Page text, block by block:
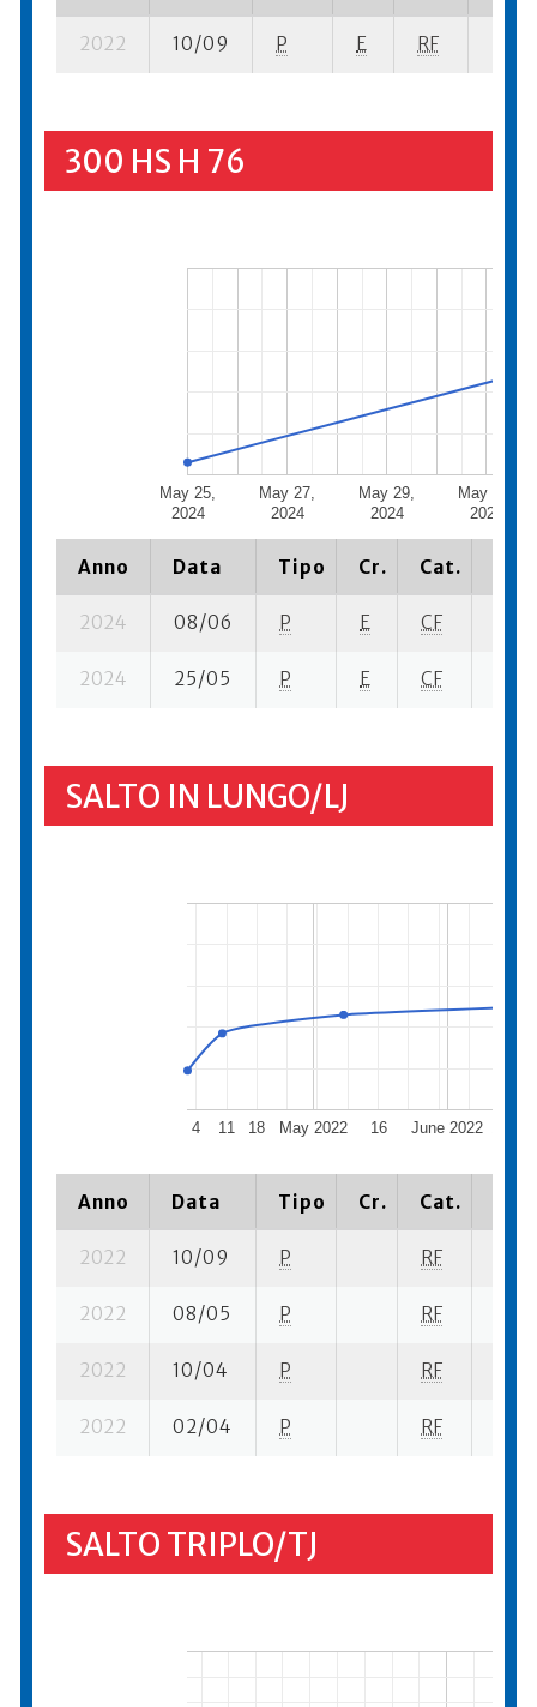
2022 10/09 P E RF
300 HS H 76
May 25,
2024
May 27,
2024
May 29,
2024
May 31,
2024
Anno Data Tipo Cr. Cat.
2024 08/06 P E CF
2024 25/05 P E CF
SALTO IN LUNGO/LJ
May 2022 June 2022
4 11 18 16
Anno Data Tipo Cr. Cat.
2022 10/09 P RF
2022 08/05 P RF
2022 10/04 P RF
2022 02/04 P RF
SALTO TRIPLO/TJ